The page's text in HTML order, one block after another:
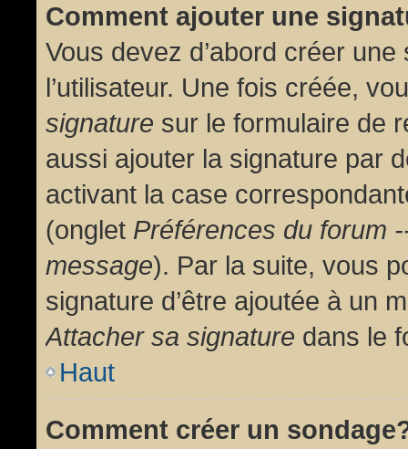
Comment ajouter une
Vous devez d’abord créer
l’utilisateur. Une fois créée,
signature sur le formulaire de
aussi ajouter la signature par
activant la case
(onglet Préférences du forum
message). Par la suite, vous
signature d’être ajoutée à un
Attacher sa signature dans le
Haut
Comment créer un